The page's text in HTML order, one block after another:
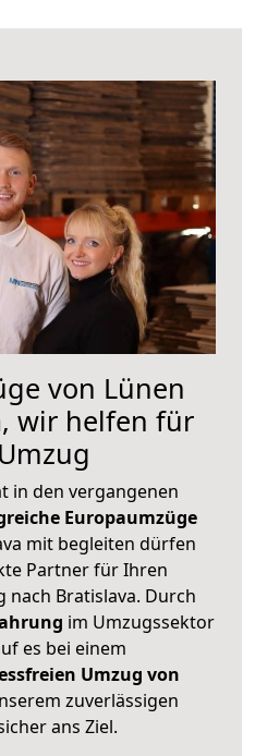
von Lünen
wir helfen für
in den vergangenen
Europaumzüge
mit begleiten dürfen
Partner für Ihren
nach Bratislava. Durch
im Umzugssektor
es bei einem
Umzug von
zuverlässigen
ans Ziel.